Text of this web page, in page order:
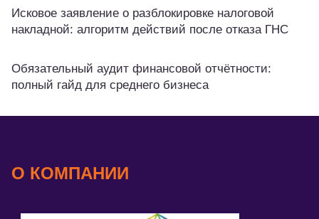
Исковое заявление о разблокировке налоговой
накладной: алгоритм действий после отказа ГНС
Обязательный аудит финансовой отчётности:
полный гайд для среднего бизнеса
О КОМПАНИИ